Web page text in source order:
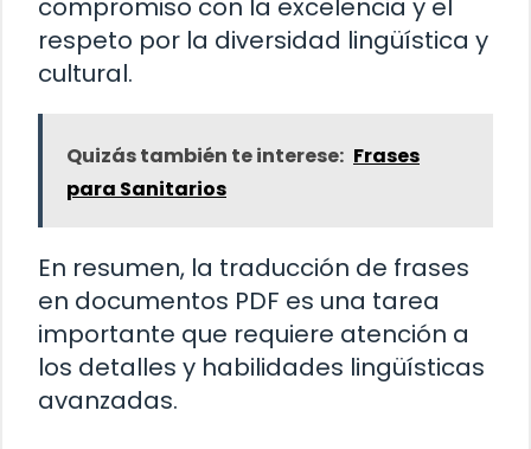
compromiso con la excelencia y el
respeto por la diversidad lingüística y
cultural.
Quizás también te interese: Frases
para Sanitarios
En resumen, la traducción de frases
en documentos PDF es una tarea
importante que requiere atención a
los detalles y habilidades lingüísticas
avanzadas.